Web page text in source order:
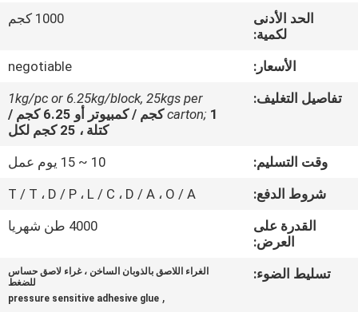
مراقبة
اتصل
أخبار
القضايا
اطلب
الحد الأدنى
لكمية:
1000 كجم
الأسعار:
negotiable
تفاصيل التغليف:
1kg/pc or 6.25kg/block, 25kgs per
carton;
1 كجم / كمبيوتر أو 6.25 كجم /
كتلة ، 25 كجم لكل
وقت التسليم:
10 ~ 15 يوم عمل
شروط الدفع:
T / T ، D / P ، L / C ، D / A ، O / A
القدرة على
العرض:
4000 طن شهريا
تسليط الضوء:
الغراء اللاصق بالذوبان الساخن ، غراء لاصق حساس
للضغط
,
pressure sensitive adhesive glue